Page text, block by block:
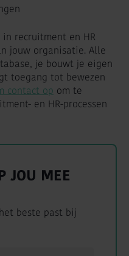
recruitment en HR
jouw organisatie. Alle
je bouwt je eigen
toegang tot bewezen
contact op om te
en HR-processen
JOU MEE
beste past bij